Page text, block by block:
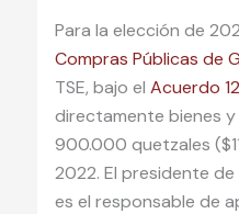
Para la elección de
Compras Públicas de
TSE, bajo el Acuerdo
directamente bienes
900.000 quetzales
2022. El presidente
es el responsable de